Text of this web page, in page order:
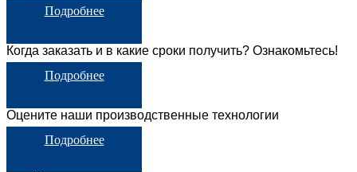
Подробнее
Когда заказать и в какие сроки получить? Ознакомьтесь!
Подробнее
Оцените наши производственные технологии
Подробнее